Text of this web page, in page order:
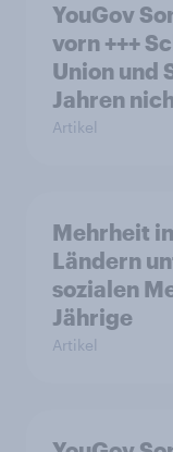
YouGov
vorn +++
Union und
Jahren
Artikel
Mehrheit
Ländern
sozialen
Jährige
Artikel